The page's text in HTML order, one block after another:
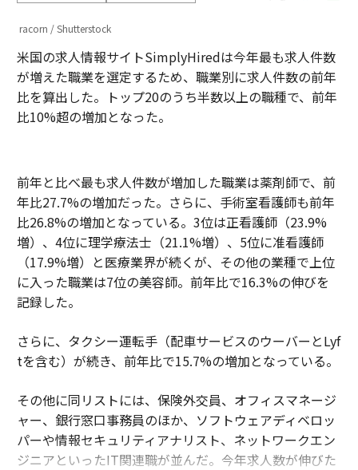
racorn / Shutterstock
米国の求人情報サイトSimplyHiredは今年最も求人件数
が増えた職業を選定するため、職業別に求人件数の前年
比を算出した。トップ20のうち半数以上の職種で、前年
比10%超の増加となった。
前年と比べ最も求人件数が増加した職業は薬剤師で、前
年比27.7%の増加だった。さらに、手術室看護師も前年
比26.8%の増加となっている。3位は正看護師（23.9%
増）、4位に理学療法士（21.1%増）、5位に准看護師
（17.9%増）と医療業界が続くが、その他の業種で上位
に入った職業は7位の美容師。前年比で16.3%の伸びを
記録した。
さらに、タクシー運転手（配車サービスのウーバーとLyf
tを含む）が続き、前年比で15.7%の増加となっている。
その他に同リストには、保険外交員、オフィスマネージ
ャー、銀行窓口事務員のほか、ソフトウェアディベロッ
パーや情報セキュリティアナリスト、ネットワークエン
ジニアといったIT関連職が並んだ。今年求人数が伸びた